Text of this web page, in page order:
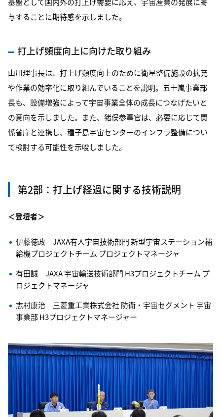
与することに期待感を示しました。
打上げ頻度向上に向けた取り組み
山川理事長は、打上げ頻度向上のために衛星整備施設の拡充
や作業の効率化に取り組んでいることを説明。五十嵐事業部
長も、設備増強によって宇宙事業全体の成長につなげたいと
の意向を示しました。また、猪俣参事官は、必要に応じて関
係省庁と連携し、種子島宇宙センターのインフラ整備につい
て検討する可能性を示唆しました。
第2部：打上げ経過に関する技術説明
＜登壇者＞
伊藤徳政 JAXA有人宇宙技術部門 新型宇宙ステーション補
給機プロジェクトチーム プロジェクトマネージャ
有田誠 JAXA 宇宙輸送技術部門 H3プロジェクトチーム プ
ロジェクトマネージャ
志村康治 三菱重工業株式会社 防衛・宇宙セグメント 宇宙
事業部 H3プロジェクトマネージャー